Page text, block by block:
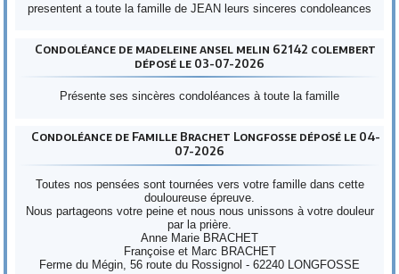
presentent a toute la famille de JEAN leurs sinceres condoleances
Condoléance de madeleine ansel melin 62142 colembert
déposé le 03-07-2026
Présente ses sincères condoléances à toute la famille
Condoléance de Famille Brachet Longfosse déposé le 04-
07-2026
Toutes nos pensées sont tournées vers votre famille dans cette
douloureuse épreuve.
Nous partageons votre peine et nous nous unissons à votre douleur
par la prière.
Anne Marie BRACHET
Françoise et Marc BRACHET
Ferme du Mégin, 56 route du Rossignol - 62240 LONGFOSSE